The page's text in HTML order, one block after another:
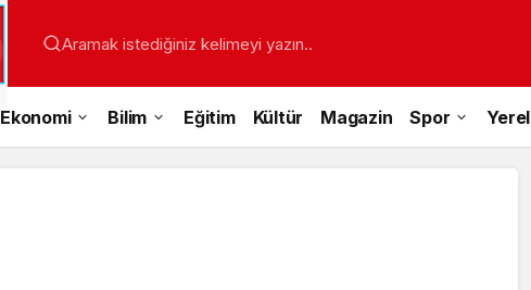
Aramak istediğiniz kelimeyi yazın..
Ekonomi Bilim Eğitim Kültür Magazin Spor Yerel